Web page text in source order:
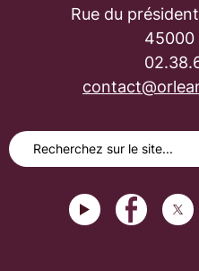
Rue du
45000